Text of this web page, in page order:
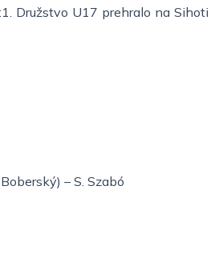
Družstvo U17 prehralo na Sihoti
– S. Szabó